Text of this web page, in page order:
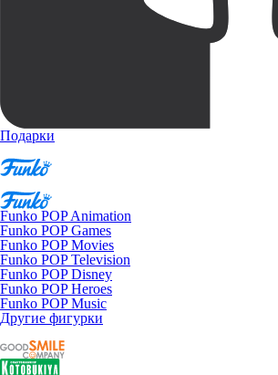
Подарки
Funko POP Animation
Funko POP Games
Funko POP Movies
Funko POP Television
Funko POP Disney
Funko POP Heroes
Funko POP Music
Другие фигурки